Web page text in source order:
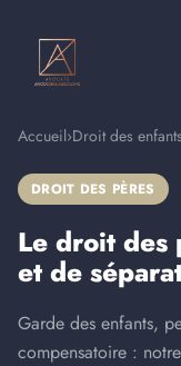
Accueil›Droit des enfants
DROIT DES PÈRES
Le droit des
et de
Garde des enfants,
compensatoire :